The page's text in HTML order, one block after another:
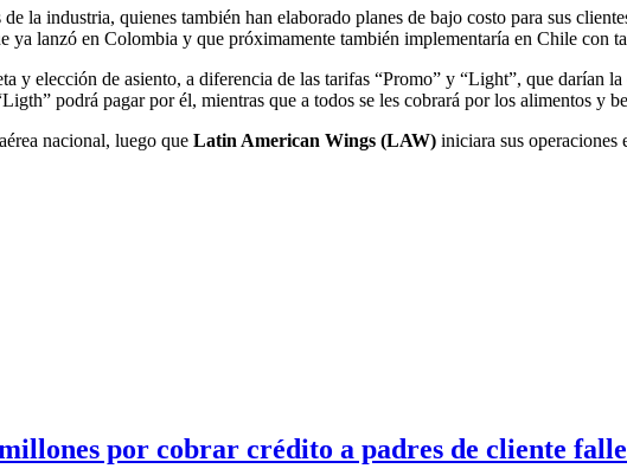
la industria, quienes también han elaborado planes de bajo costo para sus
ya lanzó en Colombia y que próximamente también implementaría en Chile con
y elección de asiento, a diferencia de las tarifas “Promo” y “Light”, que darían
podrá pagar por él, mientras que a todos se les cobrará por los alimentos y
nacional, luego que Latin American Wings (LAW) iniciara sus operaciones
por cobrar crédito a padres de cliente